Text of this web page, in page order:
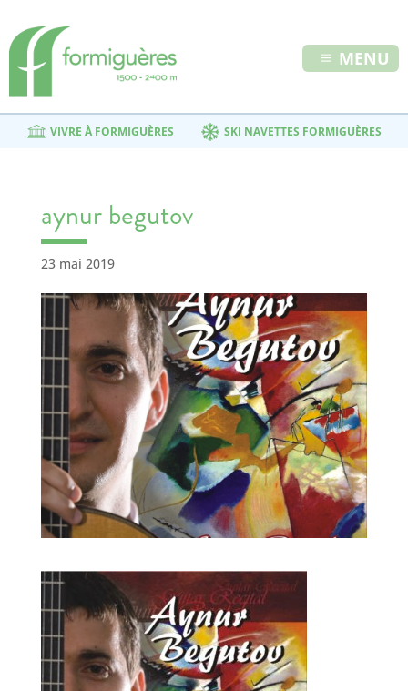
MENU
VIVRE À FORMIGUÈRES SKI NAVETTES FORMIGUÈRES
aynur begutov
23 mai 2019